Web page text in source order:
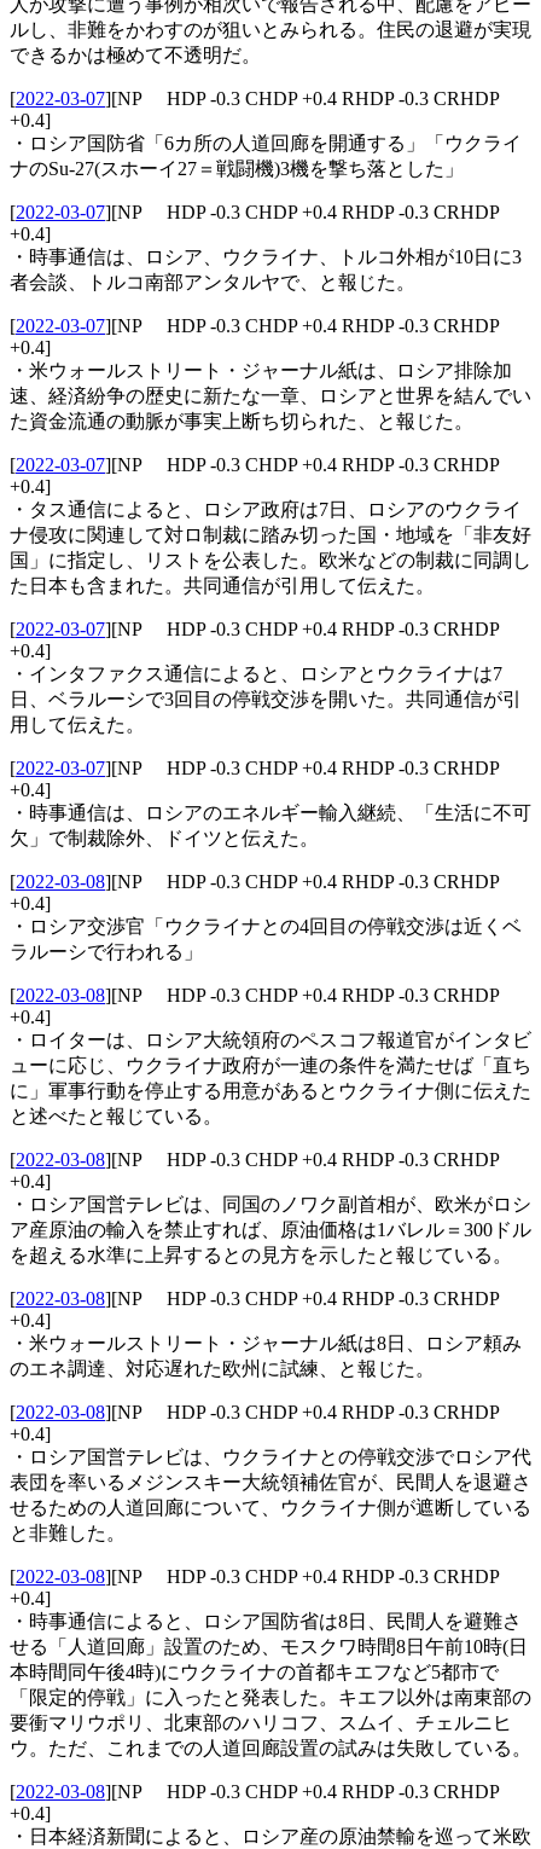
人が攻撃に遭う事例が相次いで報告される中、配慮をアピー
ルし、非難をかわすのが狙いとみられる。住民の退避が実現
できるかは極めて不透明だ。
[2022-03-07][NP HDP -0.3 CHDP +0.4 RHDP -0.3 CRHDP
+0.4]
・ロシア国防省「6カ所の人道回廊を開通する」「ウクライ
ナのSu-27(スホーイ27＝戦闘機)3機を撃ち落とした」
[2022-03-07][NP HDP -0.3 CHDP +0.4 RHDP -0.3 CRHDP
+0.4]
・時事通信は、ロシア、ウクライナ、トルコ外相が10日に3
者会談、トルコ南部アンタルヤで、と報じた。
[2022-03-07][NP HDP -0.3 CHDP +0.4 RHDP -0.3 CRHDP
+0.4]
・米ウォールストリート・ジャーナル紙は、ロシア排除加
速、経済紛争の歴史に新たな一章、ロシアと世界を結んでい
た資金流通の動脈が事実上断ち切られた、と報じた。
[2022-03-07][NP HDP -0.3 CHDP +0.4 RHDP -0.3 CRHDP
+0.4]
・タス通信によると、ロシア政府は7日、ロシアのウクライ
ナ侵攻に関連して対ロ制裁に踏み切った国・地域を「非友好
国」に指定し、リストを公表した。欧米などの制裁に同調し
た日本も含まれた。共同通信が引用して伝えた。
[2022-03-07][NP HDP -0.3 CHDP +0.4 RHDP -0.3 CRHDP
+0.4]
・インタファクス通信によると、ロシアとウクライナは7
日、ベラルーシで3回目の停戦交渉を開いた。共同通信が引
用して伝えた。
[2022-03-07][NP HDP -0.3 CHDP +0.4 RHDP -0.3 CRHDP
+0.4]
・時事通信は、ロシアのエネルギー輸入継続、「生活に不可
欠」で制裁除外、ドイツと伝えた。
[2022-03-08][NP HDP -0.3 CHDP +0.4 RHDP -0.3 CRHDP
+0.4]
・ロシア交渉官「ウクライナとの4回目の停戦交渉は近くベ
ラルーシで行われる」
[2022-03-08][NP HDP -0.3 CHDP +0.4 RHDP -0.3 CRHDP
+0.4]
・ロイターは、ロシア大統領府のペスコフ報道官がインタビ
ューに応じ、ウクライナ政府が一連の条件を満たせば「直ち
に」軍事行動を停止する用意があるとウクライナ側に伝えた
と述べたと報じている。
[2022-03-08][NP HDP -0.3 CHDP +0.4 RHDP -0.3 CRHDP
+0.4]
・ロシア国営テレビは、同国のノワク副首相が、欧米がロシ
ア産原油の輸入を禁止すれば、原油価格は1バレル＝300ドル
を超える水準に上昇するとの見方を示したと報じている。
[2022-03-08][NP HDP -0.3 CHDP +0.4 RHDP -0.3 CRHDP
+0.4]
・米ウォールストリート・ジャーナル紙は8日、ロシア頼み
のエネ調達、対応遅れた欧州に試練、と報じた。
[2022-03-08][NP HDP -0.3 CHDP +0.4 RHDP -0.3 CRHDP
+0.4]
・ロシア国営テレビは、ウクライナとの停戦交渉でロシア代
表団を率いるメジンスキー大統領補佐官が、民間人を退避さ
せるための人道回廊について、ウクライナ側が遮断している
と非難した。
[2022-03-08][NP HDP -0.3 CHDP +0.4 RHDP -0.3 CRHDP
+0.4]
・時事通信によると、ロシア国防省は8日、民間人を避難さ
せる「人道回廊」設置のため、モスクワ時間8日午前10時(日
本時間同午後4時)にウクライナの首都キエフなど5都市で
「限定的停戦」に入ったと発表した。キエフ以外は南東部の
要衝マリウポリ、北東部のハリコフ、スムイ、チェルニヒ
ウ。ただ、これまでの人道回廊設置の試みは失敗している。
[2022-03-08][NP HDP -0.3 CHDP +0.4 RHDP -0.3 CRHDP
+0.4]
・日本経済新聞によると、ロシア産の原油禁輸を巡って米欧